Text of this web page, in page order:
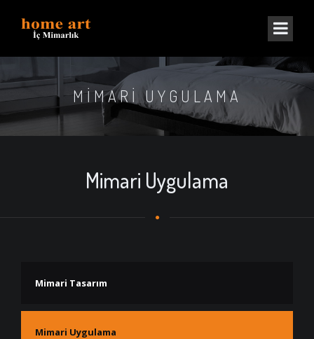
MIMARI UYGULAMA
Mimari Uygulama
Mimari Tasarım
Mimari Uygulama